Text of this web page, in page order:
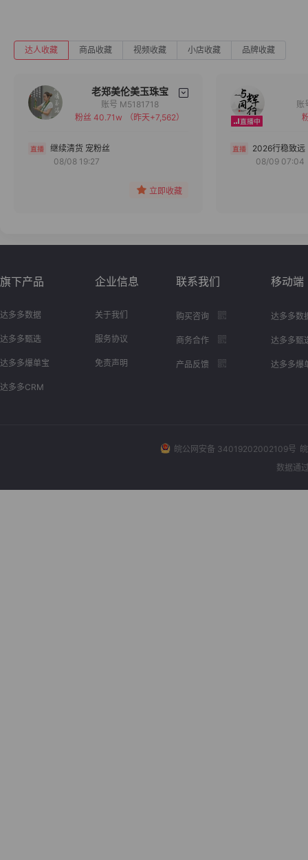
达人收藏 商品收藏 视频收藏 小店收藏 品牌收藏
老郑美伦美玉珠宝
备注
账号 M5181718
粉丝 40.71w
（昨天+7,562）
继续清货 宠粉丝
08/08 19:27
立即收藏
2026行稳致远
08/09 07:04
旗下产品
达多多数据
达多多甄选
达多多爆单宝
达多多CRM
企业信息
关于我们
服务协议
免责声明
联系我们
购买咨询
商务合作
产品反馈
移动端
达多多数
达多多甄
达多多爆
皖公网安备 34019202002109号
数据通